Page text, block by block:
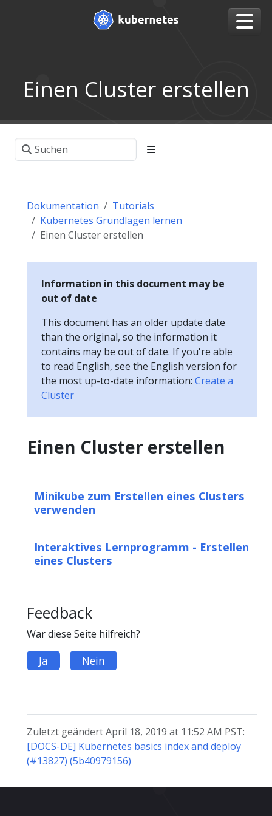
Einen Cluster erstellen
Dokumentation
Tutorials
Kubernetes Grundlagen lernen
Einen Cluster erstellen
Information in this document may be
out of date
This document has an older update date
than the original, so the information it
contains may be out of date. If you're able
to read English, see the English version for
the most up-to-date information: Create a
Cluster
Einen Cluster erstellen
Minikube zum Erstellen eines Clusters
verwenden
Interaktives Lernprogramm - Erstellen
eines Clusters
Feedback
War diese Seite hilfreich?
Ja Nein
Zuletzt geändert April 18, 2019 at 11:52 AM PST:
[DOCS-DE] Kubernetes basics index and deploy
(#13827) (5b40979156)